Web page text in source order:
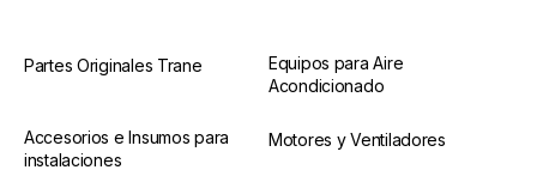
Partes Originales Trane
Equipos para Aire
Acondicionado
Accesorios e Insumos para
instalaciones
Motores y Ventiladores